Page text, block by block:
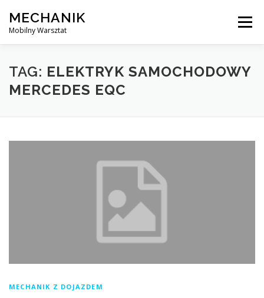
content
MECHANIK
Mobilny Warsztat
Menu
MOBILNY MECHANIK ELEKTRYK SAMOCHODOWY
TAG: ELEKTRYK SAMOCHODOWY
MERCEDES EQC
MECHANIK Z DOJAZDEM